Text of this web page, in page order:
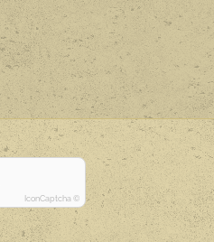
IconCaptcha ©